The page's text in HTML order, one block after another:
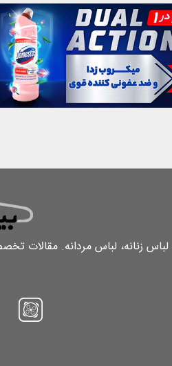
زنانه، لباس مردانه. مقالات